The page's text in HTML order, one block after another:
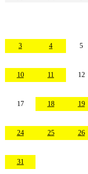
3 4 5
10 11 12
17 18 19
24 25 26
31